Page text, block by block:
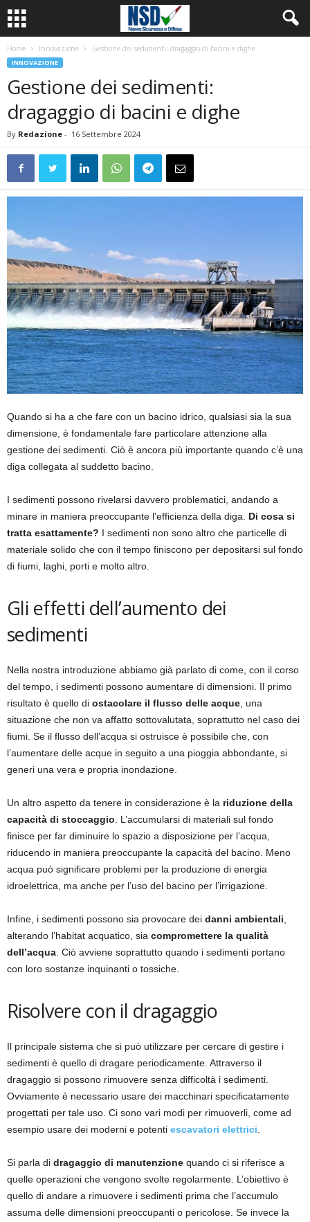
Home Innovazione Gestione dei sedimenti: dragaggio di bacini e dighe
INNOVAZIONE
Gestione dei sedimenti:
dragaggio di bacini e dighe
By Redazione - 16 Settembre 2024
Quando si ha a che fare con un bacino idrico, qualsiasi sia la sua
dimensione, è fondamentale fare particolare attenzione alla
gestione dei sedimenti. Ciò è ancora più importante quando c’è una
diga collegata al suddetto bacino.
I sedimenti possono rivelarsi davvero problematici, andando a
minare in maniera preoccupante l’efficienza della diga. Di cosa si
tratta esattamente? I sedimenti non sono altro che particelle di
materiale solido che con il tempo finiscono per depositarsi sul fondo
di fiumi, laghi, porti e molto altro.
Gli effetti dell’aumento dei
sedimenti
Nella nostra introduzione abbiamo già parlato di come, con il corso
del tempo, i sedimenti possono aumentare di dimensioni. Il primo
risultato è quello di ostacolare il flusso delle acque , una
situazione che non va affatto sottovalutata, soprattutto nel caso dei
fiumi. Se il flusso dell’acqua si ostruisce è possibile che, con
l’aumentare delle acque in seguito a una pioggia abbondante, si
generi una vera e propria inondazione.
Un altro aspetto da tenere in considerazione è la riduzione della
capacità di stoccaggio . L’accumularsi di materiali sul fondo
finisce per far diminuire lo spazio a disposizione per l’acqua,
riducendo in maniera preoccupante la capacità del bacino. Meno
acqua può significare problemi per la produzione di energia
idroelettrica, ma anche per l’uso del bacino per l’irrigazione.
Infine, i sedimenti possono sia provocare dei danni ambientali
alterando l’habitat acquatico, sia compromettere la qualità
dell’acqua . Ciò avviene soprattutto quando i sedimenti portano
con loro sostanze inquinanti o tossiche.
Risolvere con il dragaggio
Il principale sistema che si può utilizzare per cercare di gestire i
sedimenti è quello di dragare periodicamente. Attraverso il
dragaggio si possono rimuovere senza difficoltà i sedimenti.
Ovviamente è necessario usare dei macchinari specificatamente
progettati per tale uso. Ci sono vari modi per rimuoverli, come ad
esempio usare dei moderni e potenti escavatori elettrici
Si parla di dragaggio di manutenzione quando ci si riferisce a
quelle operazioni che vengono svolte regolarmente. L’obiettivo è
quello di andare a rimuovere i sedimenti prima che l’accumulo
assuma delle dimensioni preoccupanti o pericolose. Se invece la